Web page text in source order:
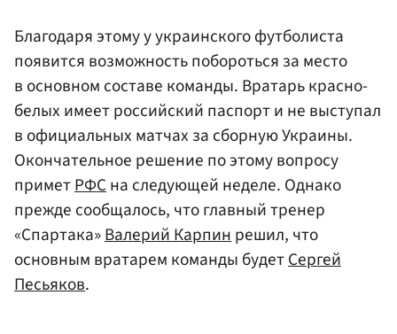
Благодаря этому у украинского футболиста
появится возможность побороться за место
в основном составе команды. Вратарь красно-
белых имеет российский паспорт и не выступал
в официальных матчах за сборную Украины.
Окончательное решение по этому вопросу
приметРФСна следующей неделе. Однако
прежде сообщалось, что главный тренер
«Спартака»Валерий Карпинрешил, что
основным вратарем команды будетСергей
Песьяков.